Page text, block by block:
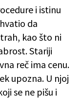
i istinu
da
kao što ni
Stariji
reč ima cenu.
upozna. U njoj
se ne pišu i